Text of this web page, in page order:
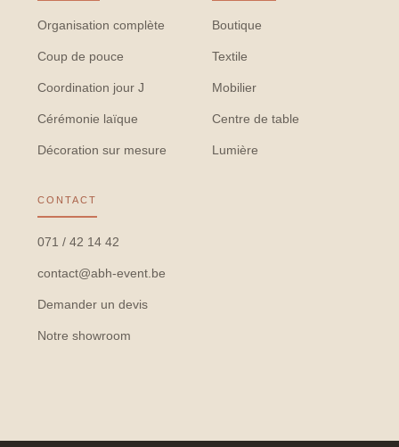
Organisation complète
Coup de pouce
Coordination jour J
Cérémonie laïque
Décoration sur mesure
Boutique
Textile
Mobilier
Centre de table
Lumière
CONTACT
071 / 42 14 42
contact@abh-event.be
Demander un devis
Notre showroom